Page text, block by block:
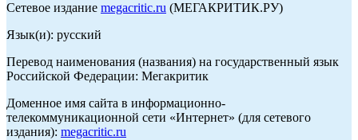
Сетевое издание megacritic.ru (МЕГАКРИТИК.РУ)
Язык(и): русский
Перевод наименования (названия) на государственный язык
Российской Федерации: Мегакритик
Доменное имя сайта в информационно-
телекоммуникационной сети «Интернет» (для сетевого
издания): megacritic.ru